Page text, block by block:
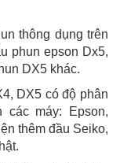
thông dụng trên
phun epson Dx5,
DX5 khác.
DX5 có độ phân
các máy: Epson,
thêm đầu Seiko,